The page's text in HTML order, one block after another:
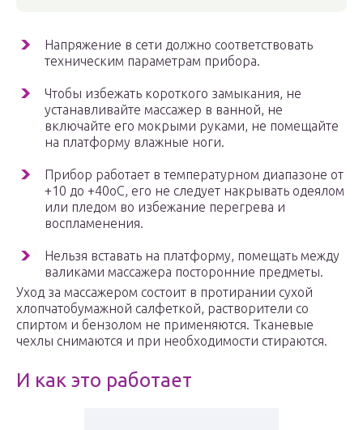
Напряжение в сети должно соответствовать
техническим параметрам прибора.
Чтобы избежать короткого замыкания, не
устанавливайте массажер в ванной, не
включайте его мокрыми руками, не помещайте
на платформу влажные ноги.
Прибор работает в температурном диапазоне от
+10 до +40оС, его не следует накрывать одеялом
или пледом во избежание перегрева и
воспламенения.
Нельзя вставать на платформу, помещать между
валиками массажера посторонние предметы.
Уход за массажером состоит в протирании сухой
хлопчатобумажной салфеткой, растворители со
спиртом и бензолом не применяются. Тканевые
чехлы снимаются и при необходимости стираются.
И как это работает